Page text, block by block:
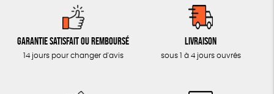
Garantie satisfait ou remboursé
14 jours pour changer d'avis
Livraison
sous 1 à 4 jours ouvrés